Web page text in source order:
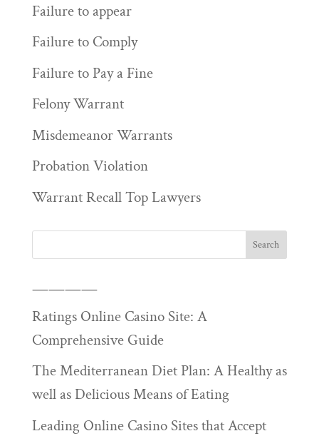
Failure to appear
Failure to Comply
Failure to Pay a Fine
Felony Warrant
Misdemeanor Warrants
Probation Violation
Warrant Recall Top Lawyers
————
Ratings Online Casino Site: A
Comprehensive Guide
The Mediterranean Diet Plan: A Healthy as
well as Delicious Means of Eating
Leading Online Casino Sites that Accept